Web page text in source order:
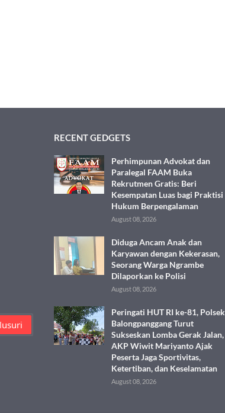
RECENT GEDGETS
Perhimpunan Advokat dan
Paralegal FAAM Buka
Rekrutmen Gratis: Beri
Kesempatan Luas bagi Praktisi
Hukum Berpengalaman
August 08, 2026
Diduga Ancam Anak dan
Karyawan dengan Kekerasan,
Seorang Warga Ngrambe
Dilaporkan ke Polisi
August 08, 2026
Peringati HUT RI ke-81, Polsek
Balongpanggang Turut
Sukseskan Lomba Gerak Jalan,
AKP Wiwit Mariyanto Ajak
Peserta Jaga Sportivitas,
Ketertiban, dan Keselamatan
August 08, 2026